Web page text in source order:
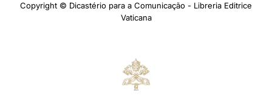
Copyright © Dicastério para a Comunicação - Libreria Editrice
Vaticana